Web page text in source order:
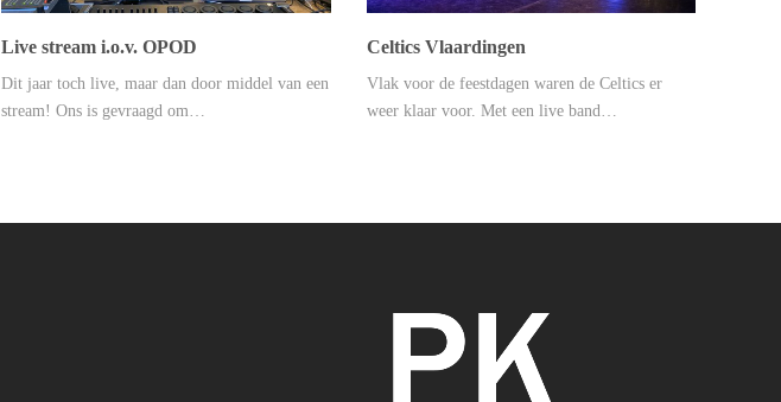
Live stream i.o.v. OPOD
Dit jaar toch live, maar dan door middel van een
stream! Ons is gevraagd om…
Celtics Vlaardingen
Vlak voor de feestdagen waren de Celtics er
weer klaar voor. Met een live band…